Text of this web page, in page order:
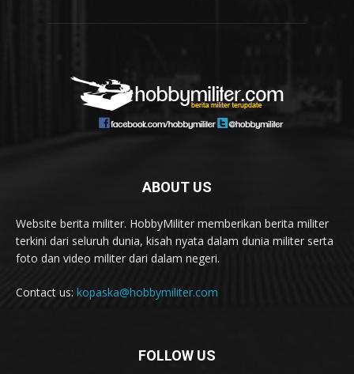
ABOUT US
Website berita militer. HobbyMiliter memberikan berita militer
terkini dari seluruh dunia, kisah nyata dalam dunia militer serta
foto dan video militer dari dalam negeri.
Contact us: kopaska@hobbymiliter.com
FOLLOW US